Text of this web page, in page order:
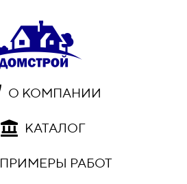
О КОМПАНИИ
КАТАЛОГ
ПРИМЕРЫ РАБОТ